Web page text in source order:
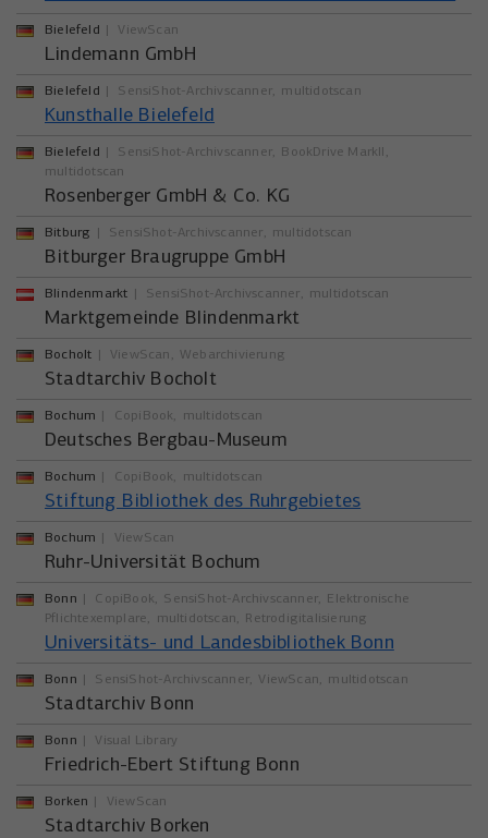
Bielefeld ViewScan
Lindemann GmbH
Bielefeld SensiShot-Archivscanner multidotscan
Kunsthalle Bielefeld
Bielefeld SensiShot-Archivscanner BookDrive MarkII
multidotscan
Rosenberger GmbH & Co. KG
Bitburg SensiShot-Archivscanner multidotscan
Bitburger Braugruppe GmbH
Blindenmarkt SensiShot-Archivscanner multidotscan
Marktgemeinde Blindenmarkt
Bocholt ViewScan Webarchivierung
Stadtarchiv Bocholt
Bochum CopiBook multidotscan
Deutsches Bergbau-Museum
Bochum CopiBook multidotscan
Stiftung Bibliothek des Ruhrgebietes
Bochum ViewScan
Ruhr-Universität Bochum
Bonn CopiBook SensiShot-Archivscanner Elektronische
Pflichtexemplare
multidotscan Retrodigitalisierung
Universitäts- und Landesbibliothek Bonn
Bonn SensiShot-Archivscanner ViewScan multidotscan
Stadtarchiv Bonn
Bonn Visual Library
Friedrich-Ebert Stiftung Bonn
Borken ViewScan
Stadtarchiv Borken